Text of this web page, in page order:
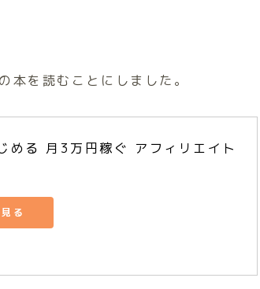
本を読むことにしました。
める 月3万円稼ぐ アフィリエイト
る